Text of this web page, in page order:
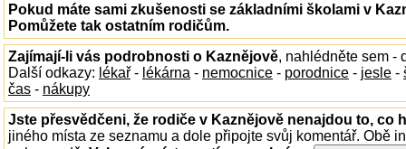
Pokud máte sami zkušenosti se základními školami v
Pomůžete tak ostatním rodičům.
Zajímají-li vás podrobnosti o Kaznějově, nahlédněte sem -
Další odkazy: lékař - lékárna - nemocnice - porodnice - jesle -
čas - nákupy
Jste přesvědčeni, že rodiče v Kaznějově nenajdou to, co
jiného místa ze seznamu a dole připojte svůj komentář. Obě